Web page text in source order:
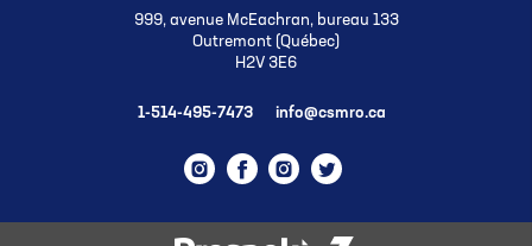
999, avenue McEachran, bureau 133
Outremont (Québec)
H2V 3E6
1-514-495-7473 info@csmro.ca
Instagram
Facebook
Instagram
Twitter